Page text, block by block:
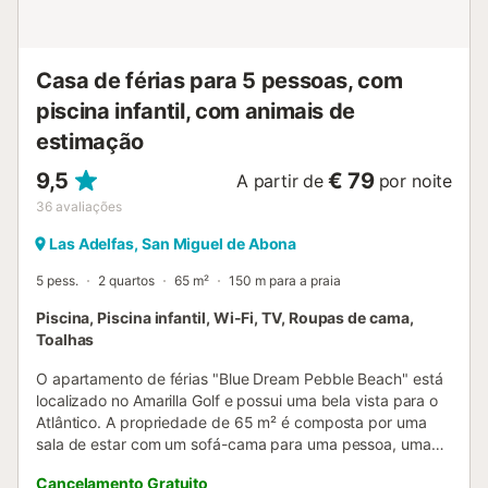
Casa de férias para 5 pessoas, com
piscina infantil, com animais de
estimação
9,5
36 avaliações
A partir de € 79 por noite
Las Adelfas, San Miguel de Abona
5 pess. 2 quartos 65 m² 150 m para a praia
Piscina, Piscina infantil, Wi-Fi, TV, Roupas de cama,
Toalhas
O apartamento de férias "Blue Dream Pebble Beach" está
localizado no Amarilla Golf e possui uma bela vista para o
Atlântico. A propriedade de 65 m² é composta por uma
sala de estar com um sofá-cama para uma pessoa, uma
Cancelamento Gratuito